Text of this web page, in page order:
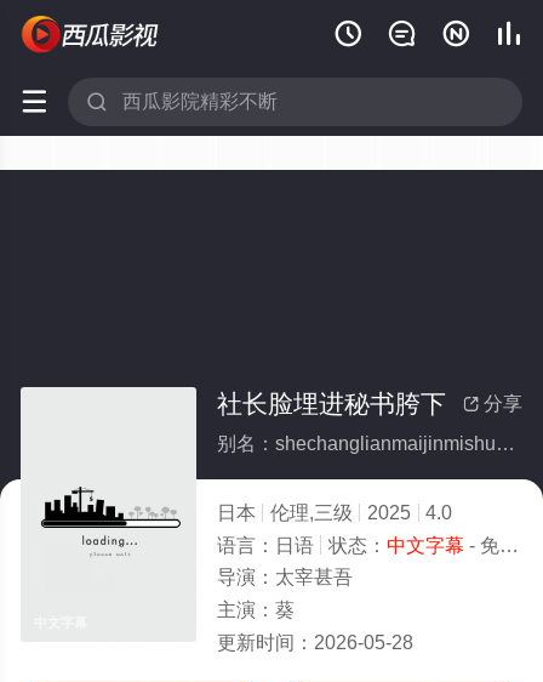
   
 
 分享
社长脸埋进秘书胯下
别名：shechanglianmaijinmishukuaxia
日本 伦理,三级 2025
4.0
语言： 日语 状态： 中文字幕 - 免费在线观看
导演： 太宰甚吾
主演： 葵
更新时间： 2026-05-28